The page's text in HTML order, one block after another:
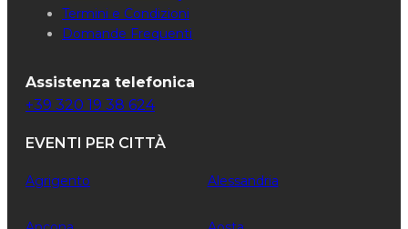
Termini e Condizioni
Domande Frequenti
Assistenza telefonica
+39 320 19 38 624
EVENTI PER CITTÀ
Agrigento Alessandria